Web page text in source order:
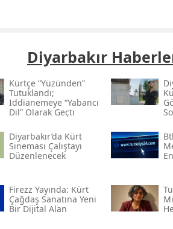
Diyarbakır
Kürtçe “yüzünden”
Tutuklandı;
Iddianemeye “yabancı
Dil” Olarak Geçti
Diyarbakır’da Kürt
Sineması Çalıştayı
Düzenlenecek
Firezz Yayında: Kürt
Çağdaş Sanatına Yeni
Bir Dijital Alan